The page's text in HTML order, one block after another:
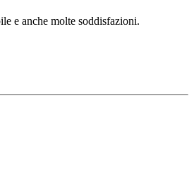
e anche molte soddisfazioni.